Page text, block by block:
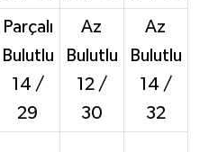
Parçalı
Bulutlu
14 /
29
Az
Bulutlu
12 /
30
Az
Bulutlu
14 /
32